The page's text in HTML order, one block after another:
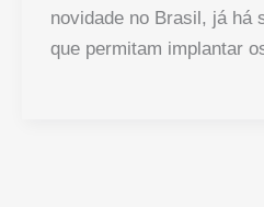
novidade no Brasil, já há
que permitam implantar